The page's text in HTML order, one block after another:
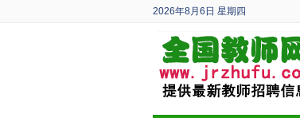
2026年8月6日 星期四
丙午年 六月廿四